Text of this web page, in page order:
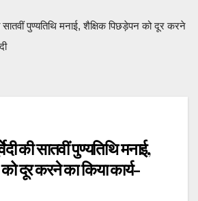
सातवीं पुण्यतिथि मनाई, शैक्षिक पिछड़ेपन को दूर करने
की सातवीं पुण्यतिथि मनाई,
दूर करने का किया कार्य-